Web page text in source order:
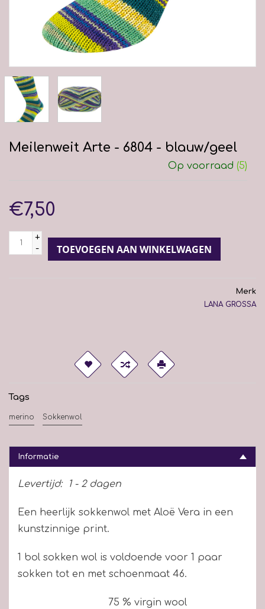
Meilenweit Arte - 6804 - blauw/geel
Op voorraad (5)
€7,50
+
-
TOEVOEGEN AAN WINKELWAGEN
Merk
LANA GROSSA
Tags
merino Sokkenwol
Informatie
Levertijd: 1 - 2 dagen
Een heerlijk sokkenwol met Aloë Vera in een
kunstzinnige print.
1 bol sokken wol is voldoende voor 1 paar
sokken tot en met schoenmaat 46.
75 % virgin wool